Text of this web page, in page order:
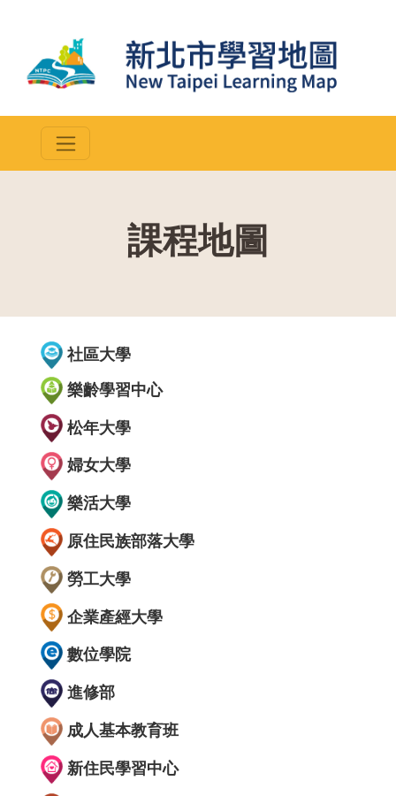
課程地圖
社區大學
樂齡學習中心
松年大學
婦女大學
樂活大學
原住民族部落大學
勞工大學
企業產經大學
數位學院
進修部
成人基本教育班
新住民學習中心